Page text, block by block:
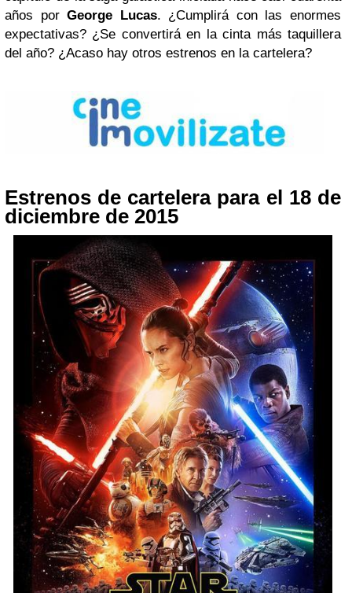
años porGeorge Lucas. ¿Cumplirá con las enormes
expectativas? ¿Se convertirá en la cinta más taquillera
del año? ¿Acaso hay otros estrenos en la cartelera?
Estrenos de cartelera para el 18 de
diciembre de 2015